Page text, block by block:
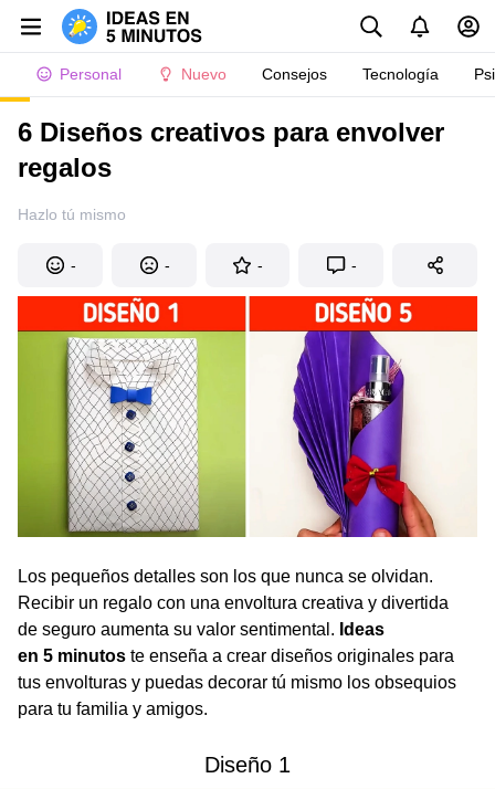
Personal Nuevo Consejos Tecnología
6 Diseños creativos para envolver
regalos
Hazlo tú mismo
- - - -
Los pequeños detalles son los que nunca se olvidan.
Recibir un regalo con una envoltura creativa y divertida
de seguro aumenta su valor sentimental. Ideas
en 5 minutos te enseña a crear diseños originales para
tus envolturas y puedas decorar tú mismo los obsequios
para tu familia y amigos.
Diseño 1